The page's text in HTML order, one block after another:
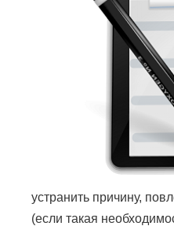
устранить причину,
(если такая